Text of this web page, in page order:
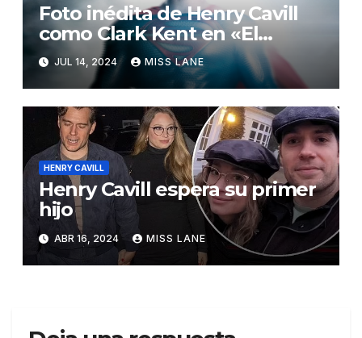
Foto inédita de Henry Cavill
como Clark Kent en «El
Hombre de Acero»
JUL 14, 2024 MISS LANE
HENRY CAVILL
Henry Cavill espera su primer
hijo
ABR 16, 2024 MISS LANE